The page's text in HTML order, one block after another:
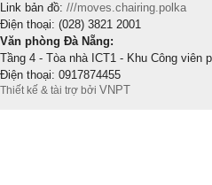
Link bản đồ: ///moves.chairing.polka
Điện thoại: (028) 3821 2001
Văn phòng Đà Nẵng:
Tầng 4 - Tòa nhà ICT1 - Khu Công
Điện thoại: 0917874455
Thiết kế & tài trợ bởi VNPT